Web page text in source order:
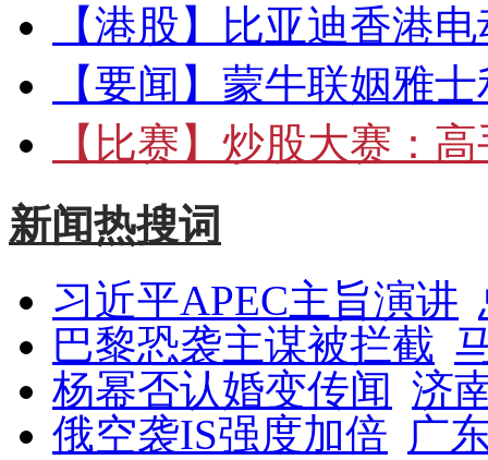
【港股】
比亚迪香港
【要闻】 蒙牛联姻雅
【比赛】 炒股大赛：高
新闻热搜词
习近平APEC主旨演讲
巴黎恐袭主谋被拦截
杨幂否认婚变传闻 济
俄空袭IS强度加倍 广